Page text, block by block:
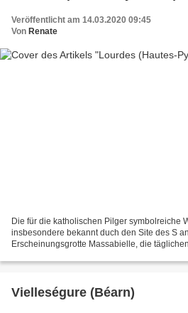
Veröffentlicht am 14.03.2020 09:45
Von Renate
Die für die katholischen Pilger symbolreiche
insbesondere bekannt duch den Site des S
Erscheinungsgrotte Massabielle, die
Vielleségure (Béarn)